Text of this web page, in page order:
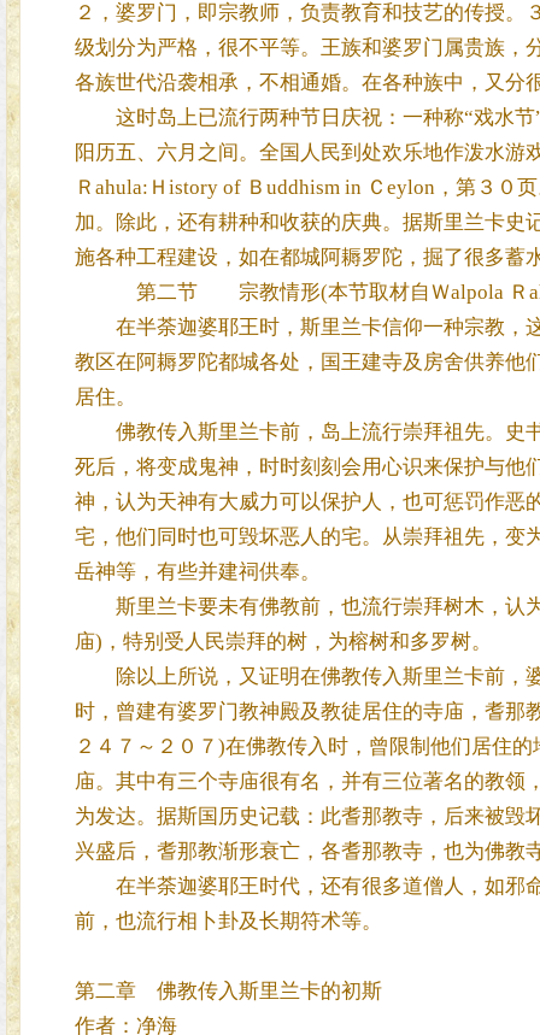
２，婆罗门，即宗教师，负责教育和技艺的传授
级划分为严格，很不平等。王族和婆罗门属贵族，
各族世代沿袭相承，不相通婚。在各种族中，又分
这时岛上已流行两种节日庆祝：一种称“戏水节
阳历五、六月之间。全国人民到处欢乐地作泼水
Ｒahula:Ｈistory of Ｂuddhism in Ｃeylon，第３０
加。除此，还有耕种和收获的庆典。据斯里兰卡
施各种工程建设，如在都城阿耨罗陀，掘了很多蓄
第二节 宗教情形(本节取材自Ｗalpola Ｒ
在半荼迦婆耶王时，斯里兰卡信仰一种宗教，
教区在阿耨罗陀都城各处，国王建寺及房舍供养他
居住。
佛教传入斯里兰卡前，岛上流行崇拜祖先。史
死后，将变成鬼神，时时刻刻会用心识来保护与他
神，认为天神有大威力可以保护人，也可惩罚作恶
宅，他们同时也可毁坏恶人的宅。从崇拜祖先，变
岳神等，有些并建祠供奉。
斯里兰卡要未有佛教前，也流行崇拜树木，认
庙)，特别受人民崇拜的树，为榕树和多罗树。
除以上所说，又证明在佛教传入斯里兰卡前，
时，曾建有婆罗门教神殿及教徒居住的寺庙，耆那
２４７～２０７)在佛教传入时，曾限制他们居住
庙。其中有三个寺庙很有名，并有三位著名的教领
为发达。据斯国历史记载：此耆那教寺，后来被毁
兴盛后，耆那教渐形衰亡，各耆那教寺，也为佛教
在半荼迦婆耶王时代，还有很多道僧人，如邪
前，也流行相卜卦及长期符术等。
第二章 佛教传入斯里兰卡的初斯
作者：净海